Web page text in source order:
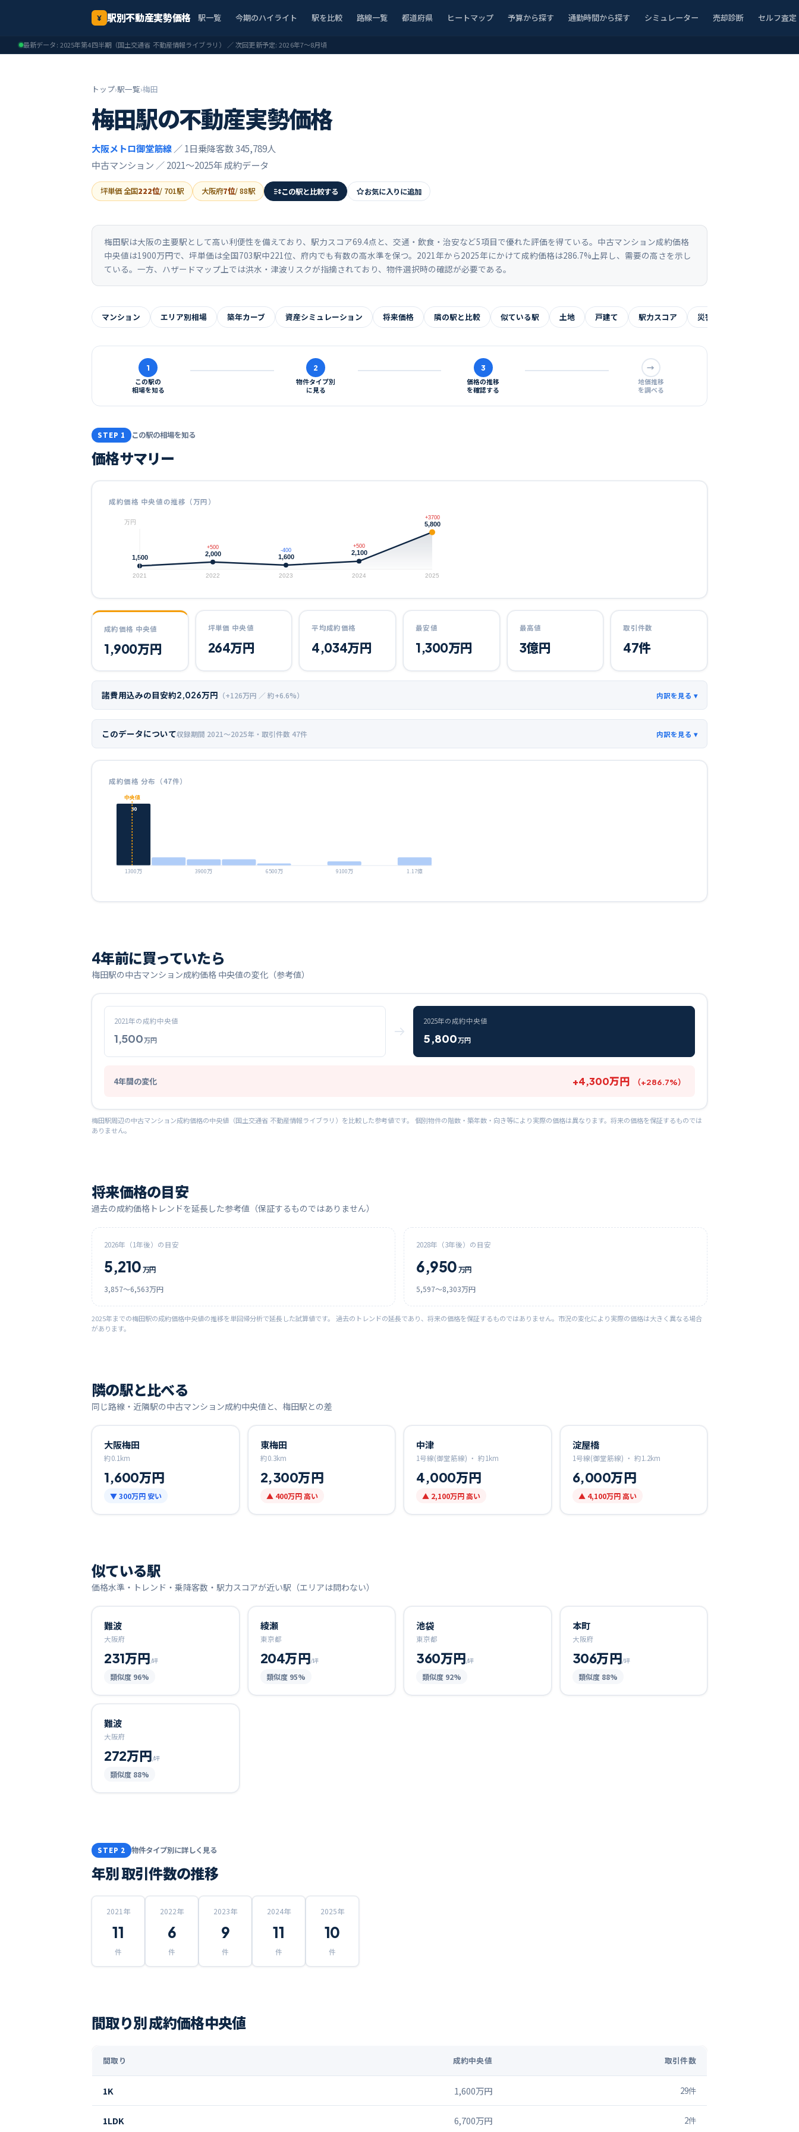
¥ 駅別不動産実勢価格 駅一覧 今期のハイライト 駅を比較 路線一覧 都道府県 ヒートマップ 予算から探す 通勤時間から探す シミュレーター 売却診断 セルフ査定
最新データ: 2025年第4四半期（国土交通省 不動産情報ライブラリ） ／ 次回更新予定:2026年7〜8月頃
トップ›駅一覧›梅田
梅田駅の不動産実勢価格
大阪メトロ御堂筋線 ／ 1日乗降客数 345,789人
中古マンション ／2021〜2025年成約データ
坪単価 全国222位/ 701駅 大阪府7位/88駅 この駅と比較する お気に入りに追加
梅田駅は大阪の主要駅として高い利便性を備えており、駅力スコア69.4点と、交通・飲食・治安など5項目で優れた評価を得ている。中古マンション成約価格
中央値は1900万円で、坪単価は全国703駅中221位、府内でも有数の高水準を保つ。2021年から2025年にかけて成約価格は286.7%上昇し、需要の高さを示し
ている。一方、ハザードマップ上では洪水・津波リスクが指摘されており、物件選択時の確認が必要である。
マンション エリア別相場 築年カーブ 資産シミュレーション 将来価格 隣の駅と比較 似ている駅 土地 戸建て 駅力スコア 災害リスク
1
この駅の
相場を知る
2
物件タイプ別
に見る
3
価格の推移
を確認する
→
地価推移
を調べる
STEP 1 この駅の相場を知る
価格サマリー
成約価格 中央値の推移（万円）
万円
1,500
2021
2,000
+500
2022
1,600
-400
2023
2,100
+500
2024
5,800
+3700
2025
成約価格 中央値
1,900万円
坪単価 中央値
264万円
平均成約価格
4,034万円
最安値
1,300万円
最高値
3億円
取引件数
47件
諸費用込みの目安約2,026万円 （+126万円 ／ 約+6.6%）
このデータについて収録期間 2021〜2025年 ・取引件数 47件
成約価格 分布（47件）
30
1300万 3900万 6500万 9100万 1.17億
中央値
4年前に買っていたら
梅田駅の中古マンション成約価格 中央値の変化（参考値）
2021年の成約中央値
1,500万円
2025年の成約中央値
5,800万円
4年間の変化 +4,300万円 （+286.7%）
梅田駅周辺の中古マンション成約価格の中央値（国土交通省 不動産情報ライブラリ）を比較した参考値です。 個別物件の階数・築年数・向き等により実際の価格は異なります。将来の価格を保証するものでは
ありません。
将来価格の目安
過去の成約価格トレンドを延長した参考値（保証するものではありません）
2026年（1年後）の目安
5,210 万円
3,857〜6,563万円
2028年（3年後）の目安
6,950 万円
5,597〜8,303万円
2025年までの梅田駅の成約価格中央値の推移を単回帰分析で延長した試算値です。 過去のトレンドの延長であり、将来の価格を保証するものではありません。市況の変化により実際の価格は大きく異なる場合
があります。
隣の駅と比べる
同じ路線・近隣駅の中古マンション成約中央値と、 梅田駅との差
大阪梅田
約0.1km
1,600万円
▼300万円 安い
東梅田
約0.3km
2,300万円
▲ 400万円 高い
中津
1号線(御堂筋線) ・ 約1km
4,000万円
▲ 2,100万円高い
淀屋橋
1号線(御堂筋線) ・ 約1.2km
6,000万円
▲ 4,100万円 高い
似ている駅
価格水準・トレンド・乗降客数・駅力スコアが近い駅（エリアは問わない）
難波
大阪府
231万円/坪
類似度 96%
綾瀬
東京都
204万円/坪
類似度 95%
池袋
東京都
360万円/坪
類似度 92%
本町
大阪府
306万円/坪
類似度 88%
難波
大阪府
272万円/坪
類似度 88%
STEP 2 物件タイプ別に詳しく見る
年別 取引件数の推移
2021 年
11
件
2022年
6
件
2023年
9
件
2024年
11
件
2025年
10
件
間取り別 成約価格中央値
間取り 成約中央値 取引件数
1K 1,600万円 29件
1LDK 6,700万円 2件